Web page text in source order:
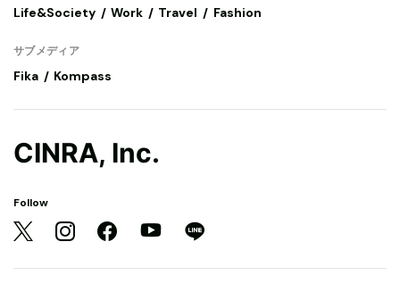
Life&Society
Work Travel Fashion
サブメディア
Fika Kompass
CINRA, Inc.
Follow